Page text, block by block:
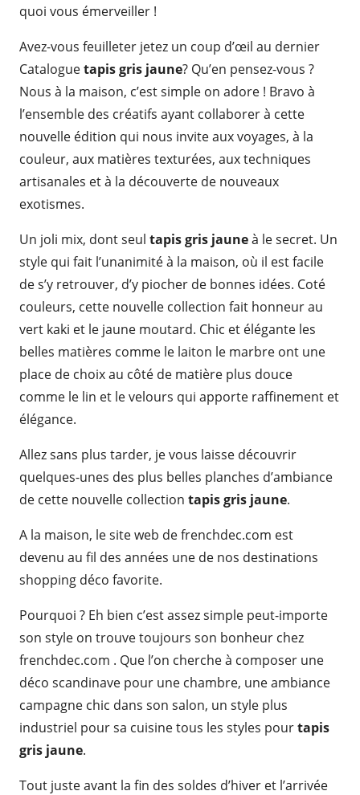
quoi vous émerveiller !
Avez-vous feuilleter jetez un coup d’œil au dernier
Cataloguetapis gris jaune? Qu’en pensez-vous ?
Nous à la maison, c’est simple on adore ! Bravo à
l’ensemble des créatifs ayant collaborer à cette
nouvelle édition qui nous invite aux voyages, à la
couleur, aux matières texturées, aux techniques
artisanales et à la découverte de nouveaux
exotismes.
Un joli mix, dont seul tapis gris jauneà le secret. Un
style qui fait l’unanimité à la maison, où il est facile
de s’y retrouver, d’y piocher de bonnes idées. Coté
couleurs, cette nouvelle collection fait honneur au
vert kaki et le jaune moutard. Chic et élégante les
belles matières comme le laiton le marbre ont une
place de choix au côté de matière plus douce
comme le lin et le velours qui apporte raffinement et
élégance.
Allez sans plus tarder, je vous laisse découvrir
quelques-unes des plus belles planches d’ambiance
de cette nouvelle collection tapis gris jaune.
A la maison, le site web de frenchdec.com est
devenu au fil des années une de nos destinations
shopping déco favorite.
Pourquoi ? Eh bien c’est assez simple peut-importe
son style on trouve toujours son bonheur chez
frenchdec.com . Que l’on cherche à composer une
déco scandinave pour une chambre, une ambiance
campagne chic dans son salon, un style plus
industriel pour sa cuisine tous les styles pourtapis
gris jaune.
Tout juste avant la fin des soldes d’hiver et l’arrivée